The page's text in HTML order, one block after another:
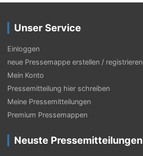
Unser Service
Einloggen
neue Pressemappe erstellen / registrieren
Mein Konto
Pressemitteilung hier schreiben
Meine Pressemitteilungen
Premium Pressemappen
Neuste Pressemitteilungen